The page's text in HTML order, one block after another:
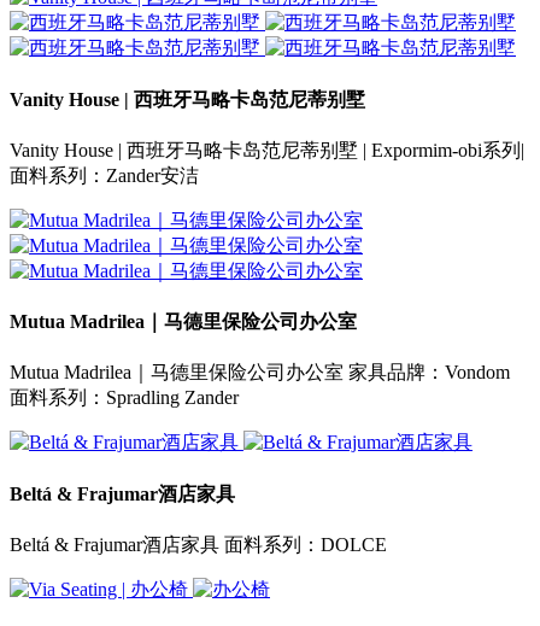
Vanity House | 西班牙马略卡岛范尼蒂别墅
Vanity House | 西班牙马略卡岛范尼蒂别墅 | Expormim-obi系列|
面料系列：Zander安洁
Mutua Madrilea｜马德里保险公司办公室
Mutua Madrilea｜马德里保险公司办公室 家具品牌：Vondom
面料系列：Spradling Zander
Beltá & Frajumar酒店家具
Beltá & Frajumar酒店家具 面料系列：DOLCE